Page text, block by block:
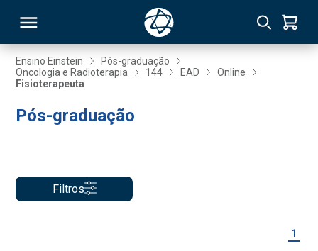
Ensino Einstein
Pós-graduação
Oncologia e Radioterapia
144 EAD
Online
Fisioterapeuta
Pós-graduação
Filtros
1